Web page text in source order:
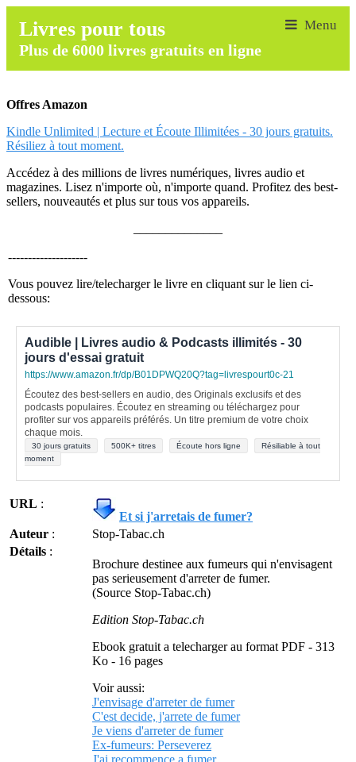
Livres pour tous
Plus de 6000 livres gratuits en ligne
Offres Amazon
Kindle Unlimited | Lecture et Écoute Illimitées - 30 jours gratuits.
Résiliez à tout moment.
Accédez à des millions de livres numériques, livres audio et
magazines. Lisez n'importe où, n'importe quand. Profitez des best-
sellers, nouveautés et plus sur tous vos appareils.
--------------------
Vous pouvez lire/telecharger le livre en cliquant sur le lien ci-
dessous:
Audible | Livres audio & Podcasts illimités - 30
jours d'essai gratuit
https://www.amazon.fr/dp/B01DPWQ20Q?tag=livrespourt0c-21
Écoutez des best-sellers en audio, des Originals exclusifs et des
podcasts populaires. Écoutez en streaming ou téléchargez pour
profiter sur vos appareils préférés. Un titre premium de votre choix
chaque mois.
30 jours gratuits 500K+ titres Écoute hors ligne
Résiliable à tout
moment
URL :
Et si j'arretais de fumer?
Auteur :
Stop-Tabac.ch
Détails :
Brochure destinee aux fumeurs qui n'envisagent
pas serieusement d'arreter de fumer.
(Source Stop-Tabac.ch)
Edition Stop-Tabac.ch
Ebook gratuit a telecharger au format PDF - 313
Ko - 16 pages
Voir aussi:
J'envisage d'arreter de fumer
C'est decide, j'arrete de fumer
Je viens d'arreter de fumer
Ex-fumeurs: Perseverez
J'ai recommence a fumer